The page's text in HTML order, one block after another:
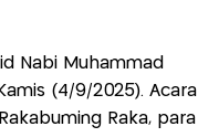
Nabi Muhammad
(4/9/2025). Acara
Raka, para